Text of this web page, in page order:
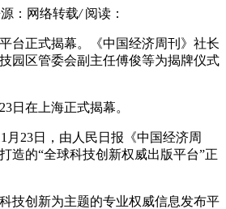
：网络转载/ 阅读：
台正式揭幕。《中国经济周刊》社长
园区管委会副主任傅俊等为揭牌仪式
日在上海正式揭幕。
月23日，由人民日报《中国经济周
造的“全球科技创新权威出版平台”正
技创新为主题的专业权威信息发布平